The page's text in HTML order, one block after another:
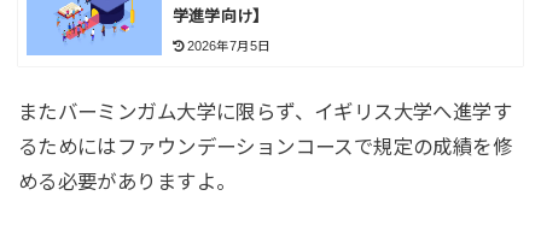
学進学向け】
2026年7月5日
またバーミンガム大学に限らず、イギリス大学へ進学す
るためにはファウンデーションコースで規定の成績を修
める必要がありますよ。